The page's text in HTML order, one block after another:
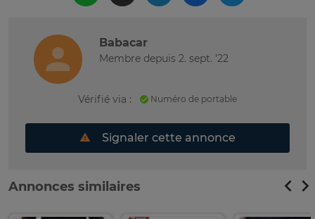
Babacar
Membre depuis 2. sept. '22
Vérifié via : Numéro de portable
Signaler cette annonce
Annonces similaires